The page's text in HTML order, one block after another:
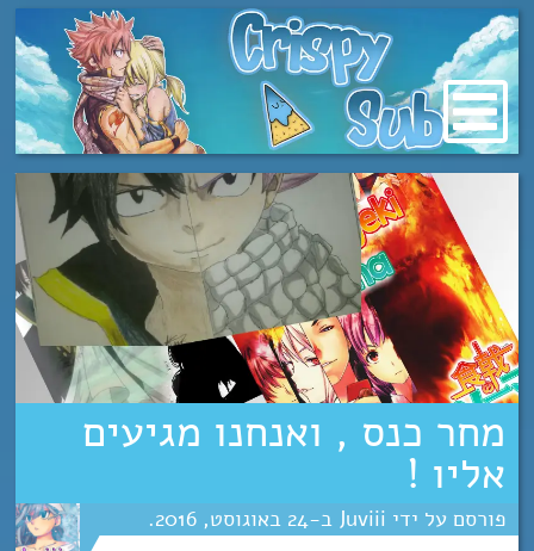
מעבר
לתוכן
מחר כנס , ואנחנו מגיעים
אליו !
Juviii
24 אוגוסט 2016